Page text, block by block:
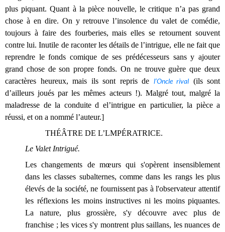
plus piquant. Quant à la pièce nouvelle, le critique n’a pas grand
chose à en dire. On y retrouve l’insolence du valet de comédie,
toujours à faire des fourberies, mais elles se retournent souvent
contre lui. Inutile de raconter les détails de l’intrigue, elle ne fait que
reprendre le fonds comique de ses prédécesseurs sans y ajouter
grand chose de son propre fonds. On ne trouve guère que deux
caractères heureux, mais ils sont repris de l’Oncle rival (ils sont
d’ailleurs joués par les mêmes acteurs !). Malgré tout, malgré la
maladresse de la conduite d el’intrigue en particulier, la pièce a
réussi, et on a nommé l’auteur.]
THÉÂTRE DE L’LMPÉRATRICE.
Le Valet Intrigué.
Les changements de mœurs qui s'opèrent insensiblement
dans les classes subalternes, comme dans les rangs les plus
élevés de la société, ne fournissent pas à l'observateur attentif
les réflexions les moins instructives ni les moins piquantes.
La nature, plus grossière, s'y découvre avec plus de
franchise ; les vices s'y montrent plus saillans, les nuances de